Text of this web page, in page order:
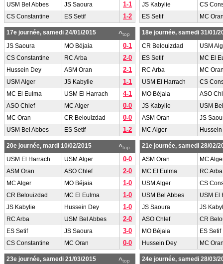
USM Bel Abbes JS Saoura 1-1
CS Constantine ES Setif 1-2
JS Kabylie
CS
ES Setif
MC
^top
17e journée, samedi 24/01/2015
JS Saoura
MO Béjaia 0-1
CS Constantine RC Arba 2-0
Hussein Dey ASM Oran 2-1
USM Alger JS Kabylie 1-1
MC El Eulma USM El Harrach 4-1
ASO Chlef MC Alger 0-0
MC Oran CR Belouizdad 0-0
USM Bel Abbes ES Setif 1-2
18e journée, samedi 31/01/
CR Belouizdad
USM
ES Setif
MC El
RC Arba
MC
USM El Harrach
CS
MO Béjaia
ASO
JS Kabylie
USM
ASM Oran
JS
MC Alger
^top
20e journée, mardi 10/02/2015
USM El Harrach
USM Alger 0-0
ASM Oran ASO Chlef 2-0
MC Alger MO Béjaia 1-0
CR Belouizdad MC El Eulma 1-0
JS Kabylie Hussein Dey 1-0
RC Arba USM Bel Abbes 2-0
ES Setif JS Saoura 3-0
CS Constantine MC Oran 0-0
21e journée, samedi 28/02/
ASM Oran
MC
MC El Eulma
RC Arba
USM Alger
CS
USM Bel Abbes
USM El
JS Saoura
JS
ASO Chlef
CR
MO Béjaia
ES Setif
Hussein Dey
MC
^top
23e journée, samedi 21/03/2015
24e journée, samedi 28/03/